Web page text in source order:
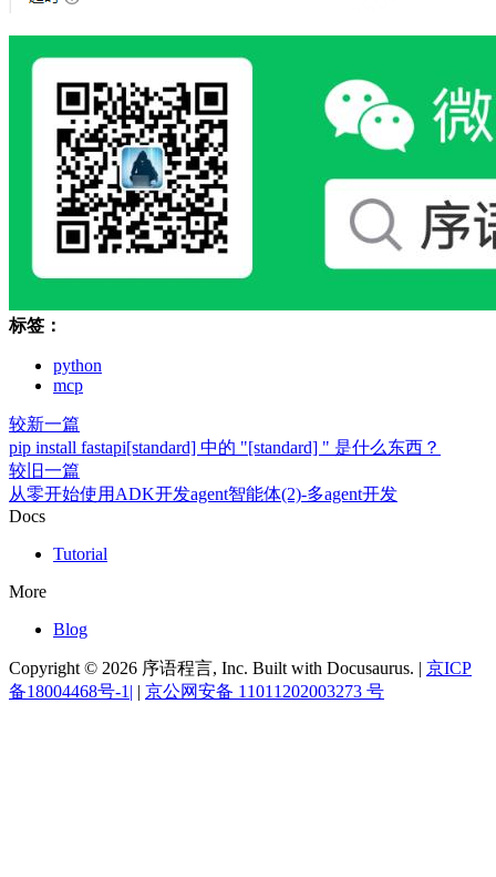
标签：
python
mcp
较新一篇
pip install fastapi[standard] 中的 "[standard] " 是什么东西？
较旧一篇
从零开始使用ADK开发agent智能体(2)-多agent开发
Docs
Tutorial
More
Blog
Copyright © 2026 序语程言, Inc. Built with Docusaurus. | 京ICP
备18004468号-1| | 京公网安备 11011202003273 号